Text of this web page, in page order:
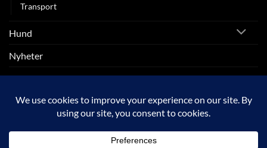
Transport
Hund
Nyheter
Rytter
SALG